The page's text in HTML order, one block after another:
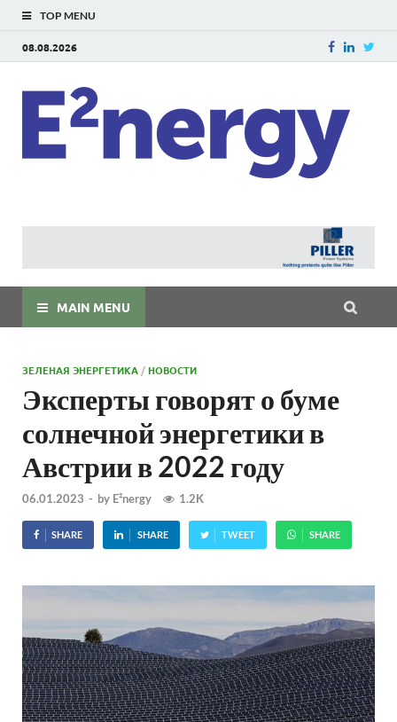
TOP MENU
08.08.2026
MAIN MENU
ЗЕЛЕНАЯ ЭНЕРГЕТИКА /НОВОСТИ
Эксперты говорят о буме
солнечной энергетики в
Австрии в 2022 году
06.01.2023 - by E²nergy 1.2K
SHARE SHARE TWEET SHARE